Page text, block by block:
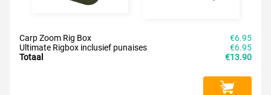
Carp Zoom Rig Box
€6.95
Ultimate Rigbox inclusief punaises
€6.95
Totaal
€13.90